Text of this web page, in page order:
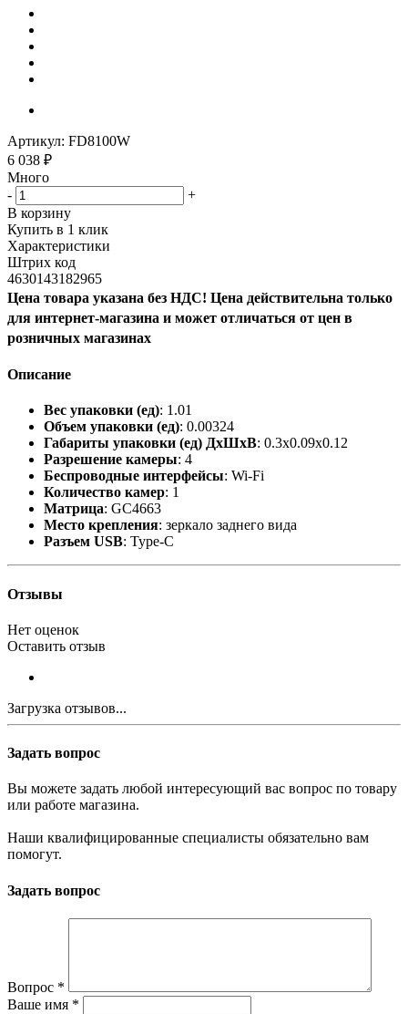
Артикул: FD8100W
6 038 ₽
Много
-
+
В корзину
Купить в 1 клик
Характеристики
Штрих код
4630143182965
Цена товара указана без НДС! Цена действительна только
для интернет-магазина и может отличаться от цен в
розничных магазинах
Описание
Вес упаковки (ед): 1.01
Объем упаковки (ед): 0.00324
Габариты упаковки (ед) ДхШхВ: 0.3x0.09x0.12
Разрешение камеры: 4
Беспроводные интерфейсы: Wi-Fi
Количество камер: 1
Матрица: GC4663
Место крепления: зеркало заднего вида
Разъем USB: Type-C
Отзывы
Нет оценок
Оставить отзыв
Загрузка отзывов...
Задать вопрос
Вы можете задать любой интересующий вас вопрос по товару
или работе магазина.
Наши квалифицированные специалисты обязательно вам
помогут.
Задать вопрос
Вопрос *
Ваше имя *